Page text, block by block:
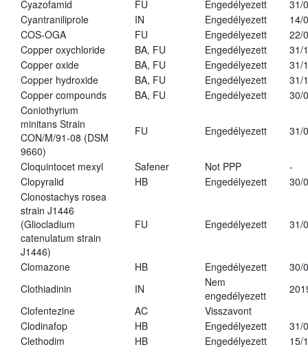
Cyazofamid
FU Engedélyezett
31/
Cyantraniliprole
IN Engedélyezett
14/
COS-OGA
FU Engedélyezett
22/
Copper oxychloride
BA, FU Engedélyezett
31/
Copper oxide
BA, FU Engedélyezett
31/
Copper hydroxide
BA, FU Engedélyezett
31/
Copper compounds
BA, FU Engedélyezett
30/
Coniothyrium
minitans Strain
CON/M/91-08 (DSM
9660)
FU Engedélyezett 31/
Cloquintocet mexyl Safener Not PPP
-
Clopyralid
HB Engedélyezett
30/
Clonostachys rosea
strain J1446
(Gliocladium
catenulatum strain
J1446)
FU Engedélyezett 31/
Clomazone HB Engedélyezett
30/
Clothiadinin
IN
Nem
engedélyezett
Clofentezine
AC
Visszavont
Clodinafop
HB Engedélyezett
31/
Clethodim
HB Engedélyezett
15/